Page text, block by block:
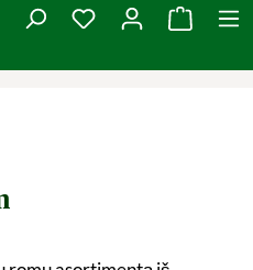
You have 0 wishlist